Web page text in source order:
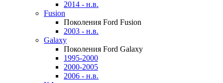
2014 - н.в.
Fusion
Поколения Ford Fusion
2003 - н.в.
Galaxy
Поколения Ford Galaxy
1995-2000
2000-2005
2006 - н.в.